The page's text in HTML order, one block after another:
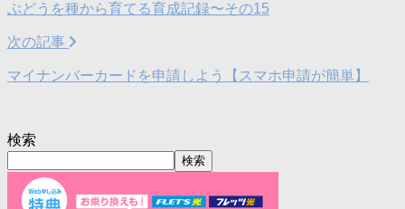
ぶどうを種から育てる育成記録〜その15
次の記事
マイナンバーカードを申請しよう【スマホ申請が簡単】
検索
検索